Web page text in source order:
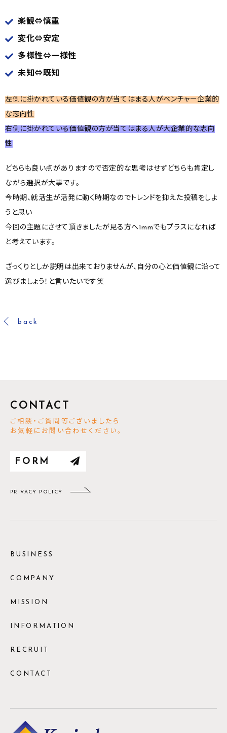
楽観⇔慎重
変化⇔安定
多様性⇔一様性
未知⇔既知
左側に掛かれている価値観の方が当てはまる人がベンチャー企業的
な志向性
右側に掛かれている価値観の方が当てはまる人が大企業的な志向
性
どちらも良い点がありますので否定的な思考はせずどちらも肯定し
ながら選択が大事です。
今時期、就活生が活発に動く時期なのでトレンドを抑えた投稿をしよ
うと思い
今回の主題にさせて頂きましたが見る方へ1mmでもプラスになれば
と考えています。
ざっくりとしか説明は出来ておりませんが、自分の心と価値観に沿って
選びましょう！と言いたいです笑
back
CONTACT
ご相談・ご質問等ございましたら
お気軽にお問い合わせください。
FORM
PRIVACY POLICY
BUSINESS
COMPANY
MISSION
INFORMATION
RECRUIT
CONTACT